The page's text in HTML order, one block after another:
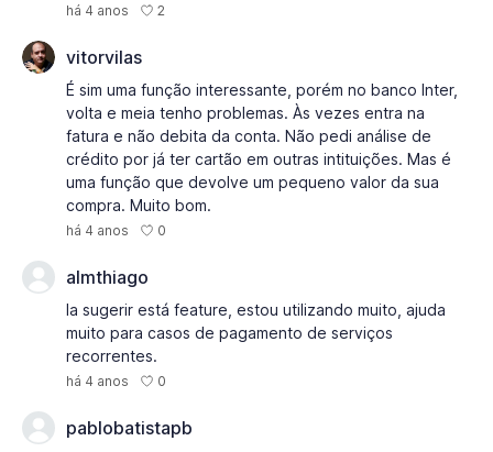
há 4 anos 2
vitorvilas
É sim uma função interessante, porém no banco Inter,
volta e meia tenho problemas. Às vezes entra na
fatura e não debita da conta. Não pedi análise de
crédito por já ter cartão em outras intituições. Mas é
uma função que devolve um pequeno valor da sua
compra. Muito bom.
há 4 anos 0
almthiago
Ia sugerir está feature, estou utilizando muito, ajuda
muito para casos de pagamento de serviços
recorrentes.
há 4 anos 0
pablobatistapb